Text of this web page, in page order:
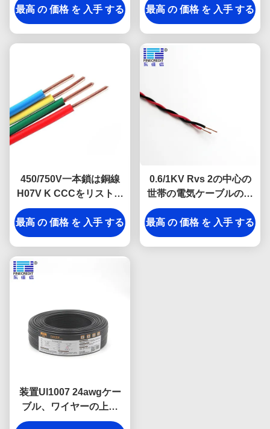
ニールの絶縁材
最高 の 価格 を 入手 する
広いホックへの1.5
最高 の 価格 を 入手 する
450/750V一本鎖は銅線
H07V K CCCをリストし
た絶縁した
最高 の 価格 を 入手 する
0.6/1KV Rvs 2の中心の
世帯の電気ケーブルのツ
イスト ペア
最高 の 価格 を 入手 する
装置Ul1007 24awgケー
ブル、ワイヤーの上の
300V家の電気ホック